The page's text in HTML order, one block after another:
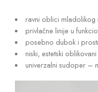
ravni oblici mladolikog
privlačne linije u
posebno dubok i
niski, estetski
univerzalni sudoper –